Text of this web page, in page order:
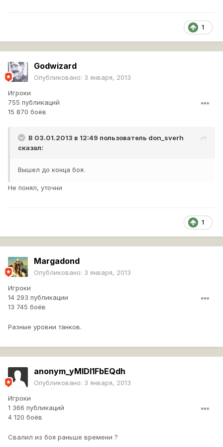
1
Godwizard
Опубликовано: 3 января, 2013
Игроки
755 публикаций
15 870 боёв
В 03.01.2013 в 12:49 пользователь don_sverh
сказал:
Вышел до конца боя.
Не понял, уточни
1
Margadond
Опубликовано: 3 января, 2013
Игроки
14 293 публикации
13 745 боёв
Разные уровни танков.
anonym_yMIDl1FbEQdh
Опубликовано: 3 января, 2013
Игроки
1 366 публикаций
4 120 боёв
Свалил из боя раньше времени ?